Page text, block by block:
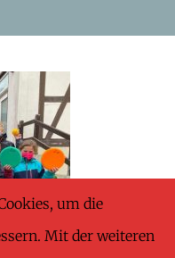
um die
Mit der weiteren